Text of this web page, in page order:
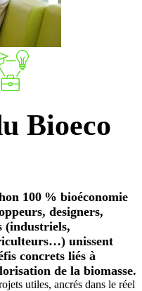
Bioeco
100 % bioéconomie
designers,
(industriels,
unissent
concrets liés à
de la biomasse.
utiles, ancrés dans le réel